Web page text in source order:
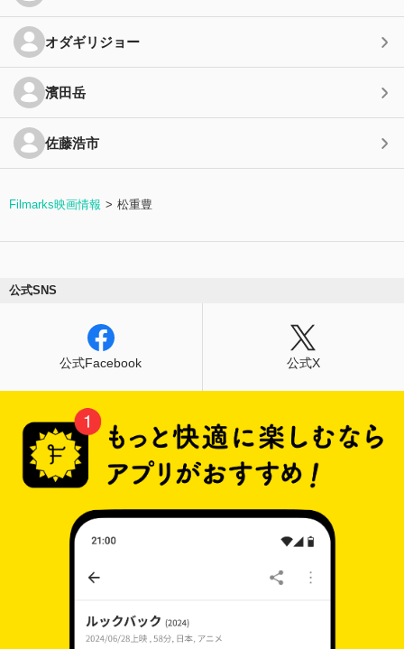
オダギリジョー
濱田岳
佐藤浩市
Filmarks映画情報 松重豊
公式SNS
公式Facebook 公式X